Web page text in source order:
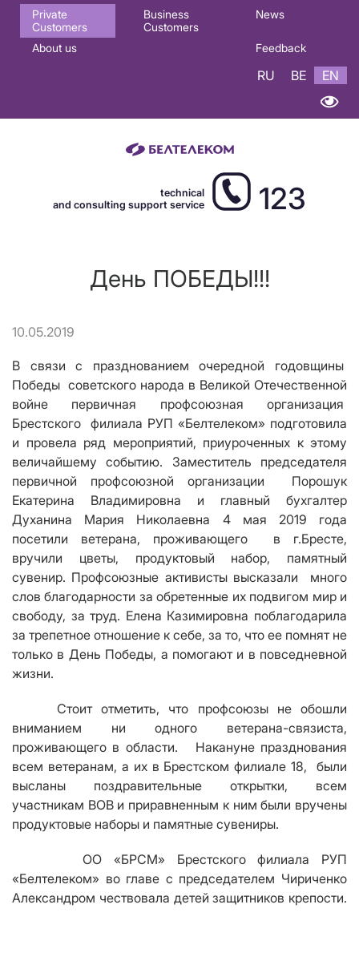
Основная
навигация
Private
Customers
Business
Customers
News
About us Feedback
RU BE EN
technical
and consulting support service
123
День ПОБЕДЫ!!!
10.05.2019
В связи с празднованием очередной годовщины
Победы советского народа в Великой Отечественной
войне первичная профсоюзная организация
Брестского филиала РУП «Белтелеком» подготовила
и провела ряд мероприятий, приуроченных к этому
величайшему событию. Заместитель председателя
первичной профсоюзной организации Порошук
Екатерина Владимировна и главный бухгалтер
Духанина Мария Николаевна 4 мая 2019 года
посетили ветерана, проживающего в г.Бресте,
вручили цветы, продуктовый набор, памятный
сувенир. Профсоюзные активисты высказали много
слов благодарности за обретенные их подвигом мир и
свободу, за труд. Елена Казимировна поблагодарила
за трепетное отношение к себе, за то, что ее помнят не
только в День Победы, а помогают и в повседневной
жизни.
Стоит отметить, что профсоюзы не обошли
вниманием ни одного ветерана-связиста,
проживающего в области. Накануне празднования
всем ветеранам, а их в Брестском филиале 18, были
высланы поздравительные открытки, всем
участникам ВОВ и приравненным к ним были вручены
продуктовые наборы и памятные сувениры.
ОО «БРСМ» Брестского филиала РУП
«Белтелеком» во главе с председателем Чириченко
Александром чествовала детей защитников крепости.